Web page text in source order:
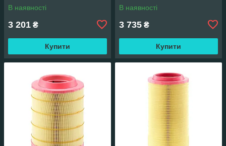
В наявності
3 201 ₴
Купити
В наявності
3 735 ₴
Купити